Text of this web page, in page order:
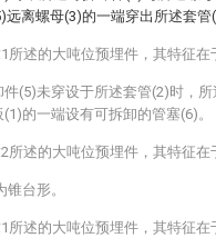
离螺母(3)的一端穿出所述套管
所述的大吨位预埋件，其特征在
件(5)未穿设于所述套管(2)时，所
的一端设有可拆卸的管塞(6)。
所述的大吨位预埋件，其特征在
台形。
所述的大吨位预埋件，其特征在